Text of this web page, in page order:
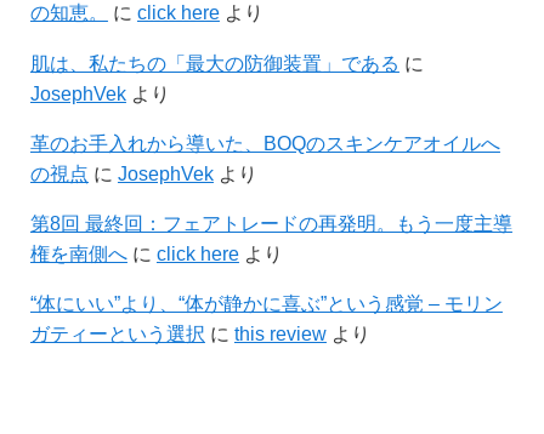
の知恵。
に click hereより
肌は、私たちの「最大の防御装置」である に
JosephVekより
革のお手入れから導いた、BOQのスキンケアオイルへ
の視点 に JosephVekより
第8回 最終回：フェアトレードの再発明。もう一度主導
権を南側へに click hereより
“体にいい”より、“体が静かに喜ぶ”という感覚 – モリン
ガティーという選択 に this reviewより